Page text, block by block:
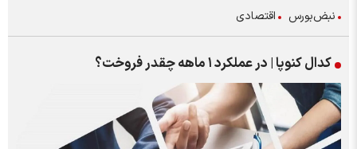
نبض‌بورس اقتصادی
کدال کنوپا | در عملکرد ۱ ماهه چقدر فروخت؟